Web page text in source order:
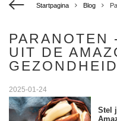
Startpagina Blog
PARANOTEN
UIT DE
2025-01-24
Stel